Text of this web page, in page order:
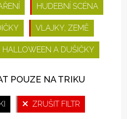
HUDEBNÍ SCÉNA
VLAJKY, ZEMĚ
HALLOWEEN A DUŠIČKY
POUZE NA TRIKU
ZRUŠIT FILTR